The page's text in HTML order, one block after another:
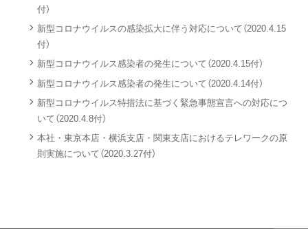
付）
新型コロナウイルスの感染拡大に伴う対応について（2020.4.15
付）
新型コロナウイルス感染者の発生について（2020.4.15付）
新型コロナウイルス感染者の発生について（2020.4.14付）
新型コロナウイルス特措法に基づく緊急事態宣言への対応につ
いて（2020.4.8付）
本社・東京本店・横浜支店・関東支店におけるテレワークの原
則実施について（2020.3.27付）